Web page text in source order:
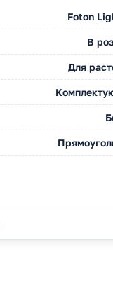
Foton
В
Для